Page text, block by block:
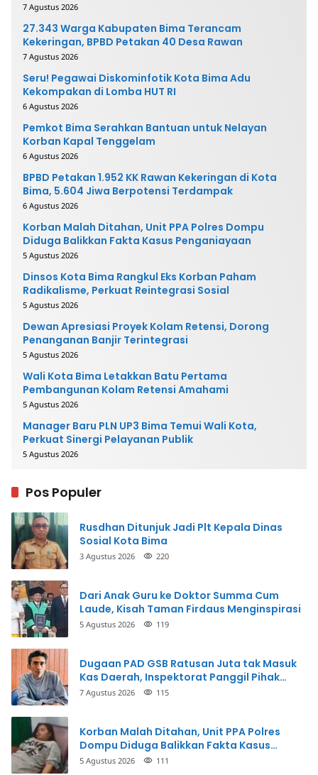
7 Agustus 2026
27.343 Warga Kabupaten Bima Terancam
Kekeringan, BPBD Petakan 40 Desa Rawan
7 Agustus 2026
Seru! Pegawai Diskominfotik Kota Bima Adu
Kekompakan di Lomba HUT RI
6 Agustus 2026
Pemkot Bima Serahkan Bantuan untuk Nelayan
Korban Kapal Tenggelam
6 Agustus 2026
BPBD Petakan 1.952 KK Rawan Kekeringan di Kota
Bima, 5.604 Jiwa Berpotensi Terdampak
6 Agustus 2026
Korban Malah Ditahan, Unit PPA Polres Dompu
Diduga Balikkan Fakta Kasus Penganiayaan
5 Agustus 2026
Dinsos Kota Bima Rangkul Eks Korban Paham
Radikalisme, Perkuat Reintegrasi Sosial
5 Agustus 2026
Dewan Apresiasi Proyek Kolam Retensi, Dorong
Penanganan Banjir Terintegrasi
5 Agustus 2026
Wali Kota Bima Letakkan Batu Pertama
Pembangunan Kolam Retensi Amahami
5 Agustus 2026
Manager Baru PLN UP3 Bima Temui Wali Kota,
Perkuat Sinergi Pelayanan Publik
5 Agustus 2026
Pos Populer
Rusdhan Ditunjuk Jadi Plt Kepala Dinas
Sosial Kota Bima
3 Agustus 2026 220
Dari Anak Guru ke Doktor Summa Cum
Laude, Kisah Taman Firdaus Menginspirasi
5 Agustus 2026 119
Dugaan PAD GSB Ratusan Juta tak Masuk
Kas Daerah, Inspektorat Panggil Pihak
Terkait
7 Agustus 2026 115
Korban Malah Ditahan, Unit PPA Polres
Dompu Diduga Balikkan Fakta Kasus
Penganiayaan
5 Agustus 2026 111